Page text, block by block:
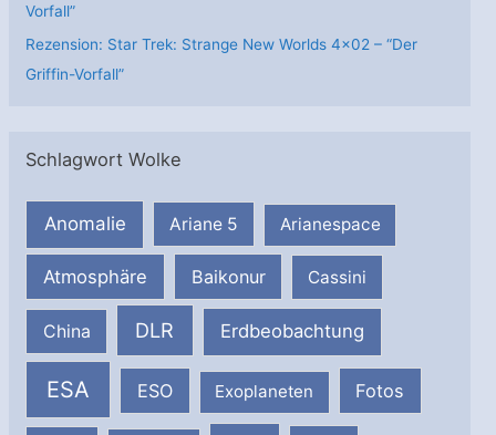
Vorfall”
Rezension: Star Trek: Strange New Worlds 4×02 – “Der
Griffin-Vorfall”
Schlagwort Wolke
Anomalie Ariane 5 Arianespace
Atmosphäre Baikonur Cassini
China DLR Erdbeobachtung
ESA ESO Exoplaneten Fotos